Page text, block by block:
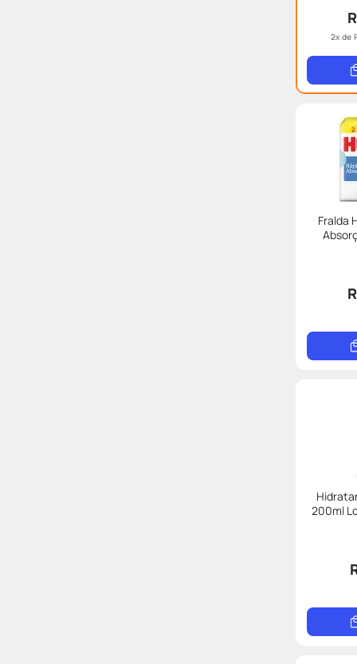
2x de
Fralda
200ml